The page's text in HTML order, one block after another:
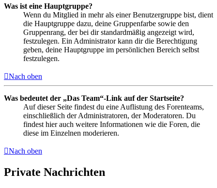
Was ist eine Hauptgruppe?
Wenn du Mitglied in mehr als einer Benutzergruppe bist, dient
die Hauptgruppe dazu, deine Gruppenfarbe sowie den
Gruppenrang, der bei dir standardmäßig angezeigt wird,
festzulegen. Ein Administrator kann dir die Berechtigung
geben, deine Hauptgruppe im persönlichen Bereich selbst
festzulegen.
Nach oben
Was bedeutet der „Das Team“-Link auf der Startseite?
Auf dieser Seite findest du eine Auflistung des Forenteams,
einschließlich der Administratoren, der Moderatoren. Du
findest hier auch weitere Informationen wie die Foren, die
diese im Einzelnen moderieren.
Nach oben
Private Nachrichten